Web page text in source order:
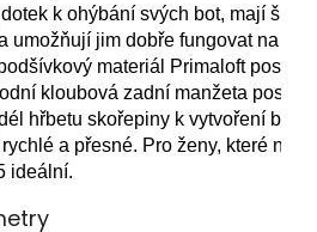
k ohýbání svých bot, mají
umožňují jim dobře fungovat na
materiál Primaloft
kloubová zadní manžeta
hřbetu skořepiny k vytvoření
a přesné. Pro ženy, které
ideální.